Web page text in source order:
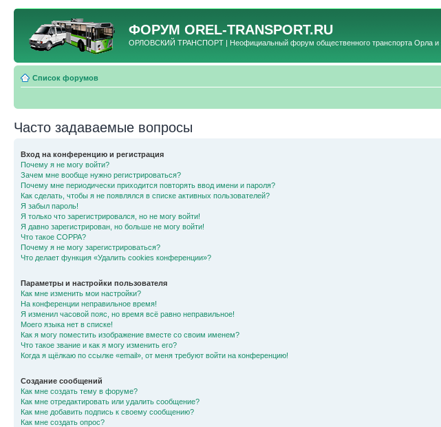
ФОРУМ OREL-TRANSPORT.RU
ОРЛОВСКИЙ ТРАНСПОРТ | Неофициальный форум общественного транспорта Орла и
Список форумов
Часто задаваемые вопросы
Вход на конференцию и регистрация
Почему я не могу войти?
Зачем мне вообще нужно регистрироваться?
Почему мне периодически приходится повторять ввод имени и пароля?
Как сделать, чтобы я не появлялся в списке активных пользователей?
Я забыл пароль!
Я только что зарегистрировался, но не могу войти!
Я давно зарегистрирован, но больше не могу войти!
Что такое COPPA?
Почему я не могу зарегистрироваться?
Что делает функция «Удалить cookies конференции»?
Параметры и настройки пользователя
Как мне изменить мои настройки?
На конференции неправильное время!
Я изменил часовой пояс, но время всё равно неправильное!
Моего языка нет в списке!
Как я могу поместить изображение вместе со своим именем?
Что такое звание и как я могу изменить его?
Когда я щёлкаю по ссылке «email», от меня требуют войти на конференцию!
Создание сообщений
Как мне создать тему в форуме?
Как мне отредактировать или удалить сообщение?
Как мне добавить подпись к своему сообщению?
Как мне создать опрос?